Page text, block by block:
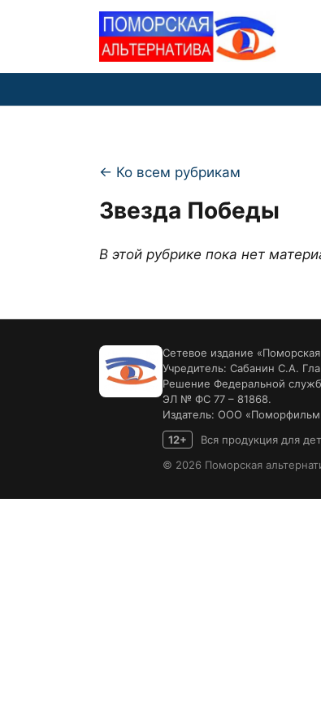
← Ко всем рубрикам
Звезда Победы
В этой рубрике пока нет
Сетевое издание «Поморская
Учредитель: Сабанин С.А.
Решение Федеральной
ЭЛ № ФС 77 – 81868.
Издатель: ООО
12+
Вся продукция для
© 2026 Поморская